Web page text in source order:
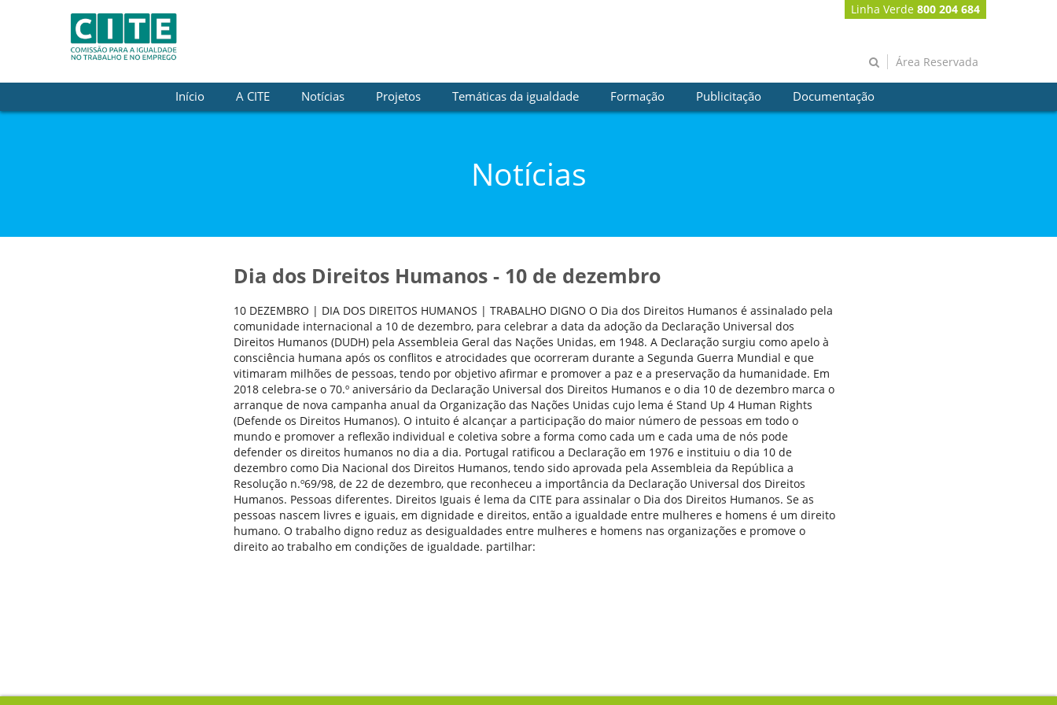
Linha Verde 800 204 684
Área Reservada
Início A CITE Notícias Projetos Temáticas da igualdade Formação Publicitação Documentação
Notícias
Dia dos Direitos Humanos - 10 de dezembro
10 DEZEMBRO | DIA DOS DIREITOS HUMANOS | TRABALHO DIGNO O Dia dos Direitos Humanos é assinalado pela
comunidade internacional a 10 de dezembro, para celebrar a data da adoção da Declaração Universal dos
Direitos Humanos (DUDH) pela Assembleia Geral das Nações Unidas, em 1948. A Declaração surgiu como apelo à
consciência humana após os conflitos e atrocidades que ocorreram durante a Segunda Guerra Mundial e que
vitimaram milhões de pessoas, tendo por objetivo afirmar e promover a paz e a preservação da humanidade. Em
2018 celebra-se o 70.º aniversário da Declaração Universal dos Direitos Humanos e o dia 10 de dezembro marca o
arranque de nova campanha anual da Organização das Nações Unidas cujo lema é Stand Up 4 Human Rights
(Defende os Direitos Humanos). O intuito é alcançar a participação do maior número de pessoas em todo o
mundo e promover a reflexão individual e coletiva sobre a forma como cada um e cada uma de nós pode
defender os direitos humanos no dia a dia. Portugal ratificou a Declaração em 1976 e instituiu o dia 10 de
dezembro como Dia Nacional dos Direitos Humanos, tendo sido aprovada pela Assembleia da República a
Resolução n.º69/98, de 22 de dezembro, que reconheceu a importância da Declaração Universal dos Direitos
Humanos. Pessoas diferentes. Direitos Iguais é lema da CITE para assinalar o Dia dos Direitos Humanos. Se as
pessoas nascem livres e iguais, em dignidade e direitos, então a igualdade entre mulheres e homens é um direito
humano. O trabalho digno reduz as desigualdades entre mulheres e homens nas organizações e promove o
direito ao trabalho em condições de igualdade. partilhar: